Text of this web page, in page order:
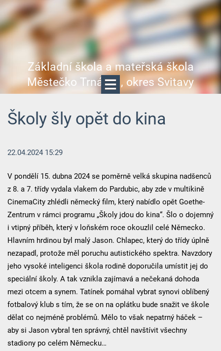
Základní škola a mateřská škola
Městečko Trnávka, okres Svitavy
Školy šly opět do kina
22.04.2024 15:29
V pondělí 15. dubna 2024 se poměrně velká skupina nadšenců
z 8. a 7. třídy vydala vlakem do Pardubic, aby zde v multikině
CinemaCity zhlédli německý film, který nabídlo opět Goethe-
Zentrum v rámci programu „Školy jdou do kina“. Šlo o dojemný
i vtipný příběh, který v loňském roce okouzlil celé Německo.
Hlavním hrdinou byl malý Jason. Chlapec, který do třídy úplně
nezapadl, protože měl poruchu autistického spektra. Navzdory
jeho vysoké inteligenci škola rodině doporučila umístit jej do
speciální školy. A tak vznikla zajímavá a nečekaná dohoda
mezi otcem a synem. Tatínek pomáhal vybrat synovi oblíbený
fotbalový klub s tím, že se on na oplátku bude snažit ve škole
dělat co nejméně problémů. Mělo to však nepatrný háček –
aby si Jason vybral ten správný, chtěl navštívit všechny
stadiony po celém Německu…